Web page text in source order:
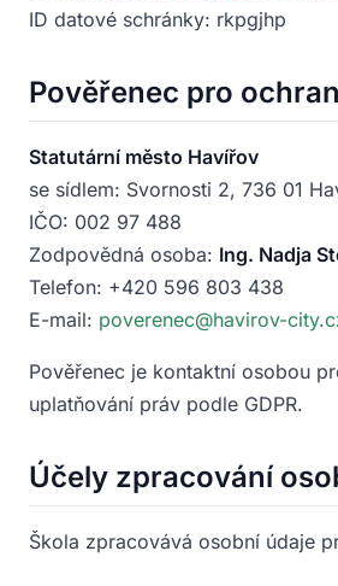
ID datové schránky: rkpgjhp
Pověřenec pro
Statutární město Havířov
se sídlem: Svornosti 2, 736 01
IČO: 002 97 488
Zodpovědná osoba: Ing. Nadja
Telefon: +420 596 803 438
E-mail: poverenec@havirov-
Pověřenec je kontaktní osobou
uplatňování práv podle GDPR.
Účely zpracování
Škola zpracovává osobní údaje